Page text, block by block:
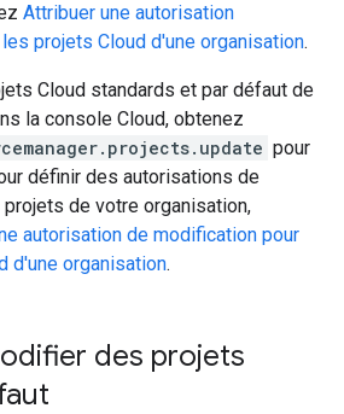
Attribuer une autorisation
projets Cloud d'une organisation.
Cloud standards et par défaut de
la console Cloud, obtenez
pour
définir des autorisations de
de votre organisation,
autorisation de modification pour
d'une organisation.
des projets